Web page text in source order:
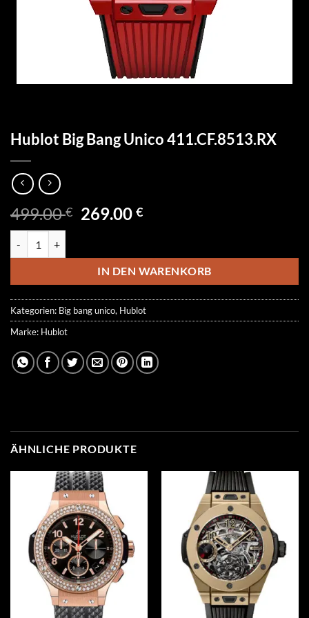
Hublot Big Bang Unico 411.CF.8513.RX
499.00€ Ursprünglicher
499.00 €
269.00€Aktueller
269.00 €.
IN DEN WARENKORB
Kategorien: Big bang unico, Hublot
Marke: Hublot
ÄHNLICHE PRODUKTE